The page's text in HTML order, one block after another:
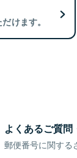
けます。
よくあるご質
郵便番号に関する